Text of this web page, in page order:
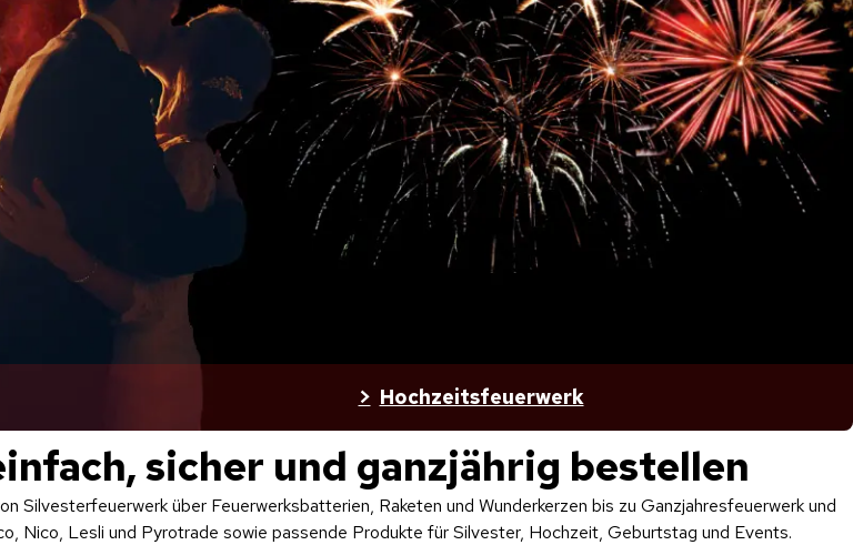
Hochzeitsfeuerwerk
sicher und ganzjährig bestellen
Silvesterfeuerwerk über Feuerwerksbatterien, Raketen und Wunderkerzen bis zu Ganzjahresfeuerwerk und
Nico, Lesli und Pyrotrade sowie passende Produkte für Silvester, Hochzeit, Geburtstag und Events.